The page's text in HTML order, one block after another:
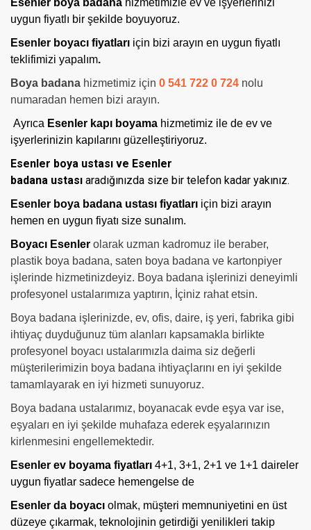
Esenler boya badana hizmetimizle ev ve işyerlerinizi
uygun fiyatlı bir şekilde boyuyoruz.
Esenler boyacı fiyatları için bizi arayın en uygun fiyatlı
teklifimizi yapalım.
Boya badana hizmetimiz için 0 541 722 0 724 nolu
numaradan hemen bizi arayın.
Ayrıca Esenler kapı boyama hizmetimiz ile de ev ve
işyerlerinizin kapılarını güzelleştiriyoruz.
Esenler boya ustası ve Esenler
badana ustası aradığınızda size bir telefon kadar yakınız.
Esenler boya badana ustası fiyatları için bizi arayın
hemen en uygun fiyatı size sunalım.
Boyacı Esenler olarak uzman kadromuz ile beraber,
plastik boya badana, saten boya badana ve kartonpiyer
işlerinde hizmetinizdeyiz. Boya badana işlerinizi deneyimli
profesyonel ustalarımıza yaptırın, İçiniz rahat etsin.
Boya badana işlerinizde, ev, ofis, daire, iş yeri, fabrika gibi
ihtiyaç duyduğunuz tüm alanları kapsamakla birlikte
profesyonel boyacı ustalarımızla daima siz değerli
müşterilerimizin boya badana ihtiyaçlarını en iyi şekilde
tamamlayarak en iyi hizmeti sunuyoruz.
Boya badana ustalarımız, boyanacak evde eşya var ise,
eşyaları en iyi şekilde muhafaza ederek eşyalarınızın
kirlenmesini engellemektedir.
Esenler ev boyama fiyatları 4+1, 3+1, 2+1 ve 1+1 daireler
uygun fiyatlar sadece hemengelse de
Esenler da boyacı olmak, müşteri memnuniyetini en üst
düzeye çıkarmak, teknolojinin getirdiği yenilikleri takip